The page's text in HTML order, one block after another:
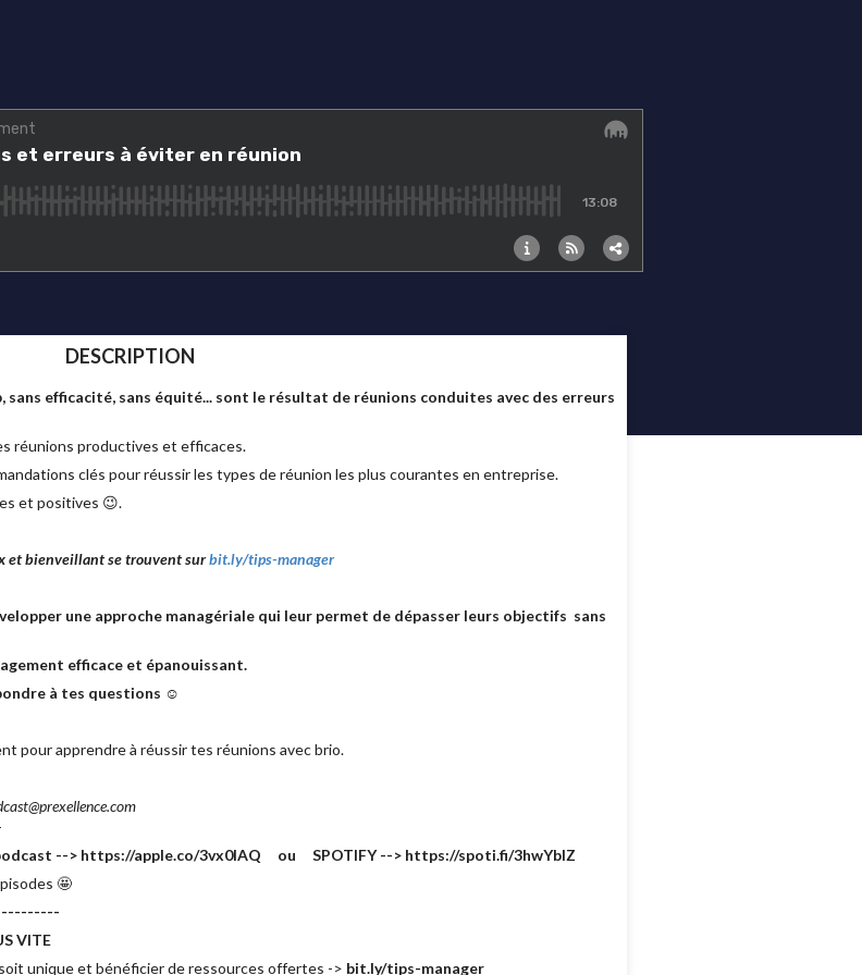
DESCRIPTION
sans efficacité, sans équité... sont le résultat de réunions conduites avec des erreurs
réunions productives et efficaces.
clés pour réussir les types de réunion les plus courantes en entreprise.
et positives 😉.
et bienveillant se trouvent surbit.ly/tips-manager
une approche managériale qui leur permet de dépasser leurs objectifs sans
efficace et épanouissant.
à tes questions ☺
pour apprendre à réussir tes réunions avec brio.
--> https://apple.co/3vx0lAQ ou SPOTIFY --> https://spoti.fi/3hwYbIZ
🤩
VITE
unique et bénéficier de ressources offertes -> bit.ly/tips-manager